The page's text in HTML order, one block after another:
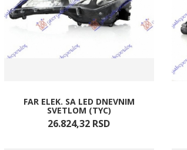
FAR ELEK. SA LED DNEVNIM
SVETLOM (TYC)
26.824,32 RSD